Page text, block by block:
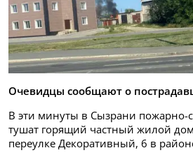
Очевидцы сообщают о
В эти минуты в Сызрани пожарно-
тушат горящий частный жилой
переулке Декоративный, 6 в